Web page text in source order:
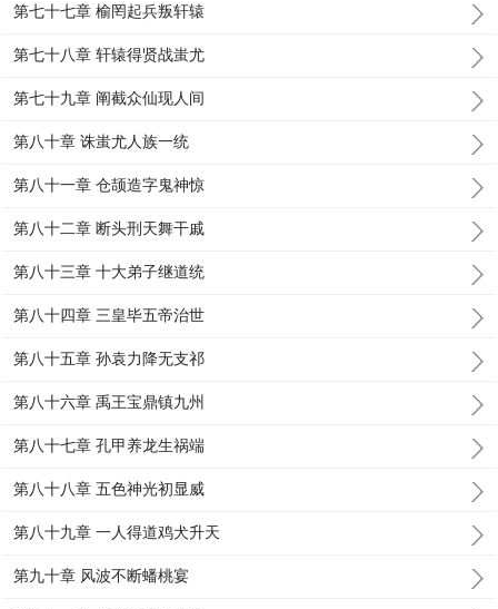
第七十七章 榆罔起兵叛轩辕
第七十八章 轩辕得贤战蚩尤
第七十九章 阐截众仙现人间
第八十章 诛蚩尤人族一统
第八十一章 仓颉造字鬼神惊
第八十二章 断头刑天舞干戚
第八十三章 十大弟子继道统
第八十四章 三皇毕五帝治世
第八十五章 孙袁力降无支祁
第八十六章 禹王宝鼎镇九州
第八十七章 孔甲养龙生祸端
第八十八章 五色神光初显威
第八十九章 一人得道鸡犬升天
第九十章 风波不断蟠桃宴